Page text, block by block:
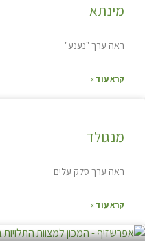
מינתא
ראה ערך "נענע"
קרא עוד »
מנגולד
ראה ערך סלק עלים
קרא עוד »